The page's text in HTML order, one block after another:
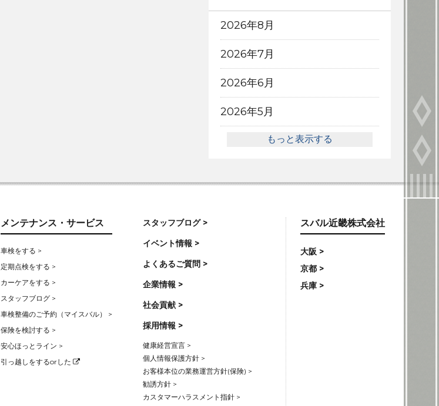
2026年8月
2026年7月
2026年6月
2026年5月
もっと表示する
メンテナンス・サービス
車検をする >
定期点検をする >
カーケアをする >
スタッフブログ >
車検整備のご予約（マイスバル） >
保険を検討する >
安心ほっとライン >
引っ越しをするorした
スタッフブログ >
イベント情報 >
よくあるご質問 >
企業情報 >
社会貢献 >
採用情報 >
健康経営宣言 >
個人情報保護方針 >
お客様本位の業務運営方針(保険) >
勧誘方針 >
カスタマーハラスメント指針 >
スバル近畿株式会社
大阪 >
京都 >
兵庫 >